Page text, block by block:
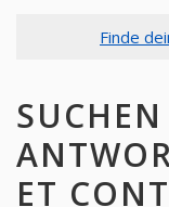
Finde
ET